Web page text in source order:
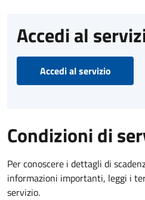
Accedi al
Accedi al servizio
Condizioni di
Per conoscere i dettagli di
informazioni importanti, leggi i
servizio.